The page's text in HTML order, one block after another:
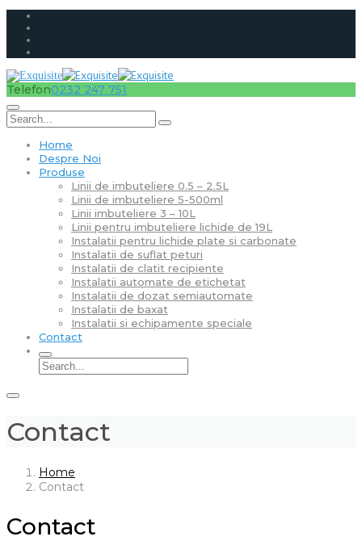
Telefon0232 247 751
Home
Despre Noi
Produse
Linii de imbuteliere 0.5 – 2.5L
Linii de imbuteliere 5-500ml
Linii imbuteliere 3 – 10L
Linii pentru imbuteliere lichide de 19L
Instalatii pentru lichide plate si carbonate
Instalatii de suflat peturi
Instalatii de clatit recipiente
Instalatii automate de etichetat
Instalatii de dozat semiautomate
Instalatii de baxat
Instalatii si echipamente speciale
Contact
Contact
Home
Contact
Contact